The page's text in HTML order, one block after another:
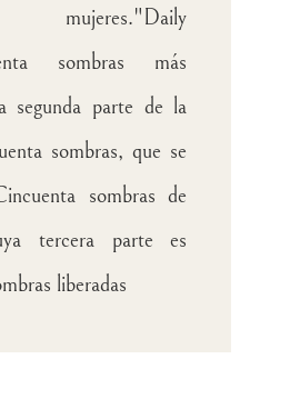
sombras más
segunda parte de la
sombras, que se
sombras de
tercera parte es
liberadas